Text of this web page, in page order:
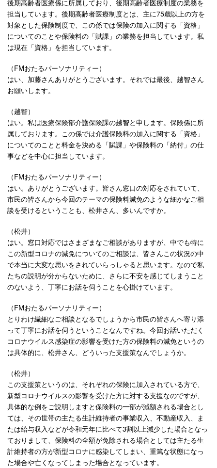
後期高齢者医療係に所属しており、後期高齢者医療制度の業務を
担当しています。後期高齢者医療制度とは、主に75歳以上の方を
対象とした保険制度で、この係では保険の加入に関する「資格」
についてのことや保険料の「賦課」の業務を担当しています。私
は現在「資格」を担当しています。
（FMおたるパーソナリティー）
はい、加藤さんありがとうございます。それでは最後、越智さん
お願いします。
（越智）
はい。私は医療保険部介護保険課の越智と申します。保険係に所
属しております。この係では介護保険料の加入に関する「資格」
についてのことと料金を決める「賦課」や保険料の「納付」の仕
事などを中心に担当しています。
（FMおたるパーソナリティー）
はい。ありがとうございます。皆さん窓口の対応をされていて、
市民の皆さんから今回のテーマの保険料減免のような細かなご相
談を受けるということも、松井さん、多いんですか。
（松井）
はい。窓口対応ではさまざまなご相談がありますが、中でも特に
この新型コロナの減免についてのご相談は、皆さんこの状況の中
で本当に大変な思いをされていらっしゃると思います。なので私
たちの説明が分からないために、さらに不安を感じてしまうこと
のないよう、丁寧にお話を伺うことを心掛けています。
（FMおたるパーソナリティー）
とりわけ繊細なご相談となるでしょうから市民の皆さんへ寄り添
って丁寧にお話を伺うということなんですね。今回お話いただく
コロナウイルス感染症の影響を受けた方の保険料の減免というの
は具体的に、松井さん、どういった支援策なんでしょうか。
（松井）
この支援策というのは、それぞれの保険に加入されている方で、
新型コロナウイルスの影響を受けた方に対する支援なのですが、
具体的な例をご説明しますと保険料の一部が減額される場合とし
ては、その世帯の主たる生計維持者の事業収入、不動産収入、ま
たは給与収入などが令和元年に比べて3割以上減少した場合となっ
ておりまして、保険料の全額が免除される場合としては主たる生
計維持者の方が新型コロナに感染してしまい、重篤な状態になっ
た場合や亡くなってしまった場合となっています。